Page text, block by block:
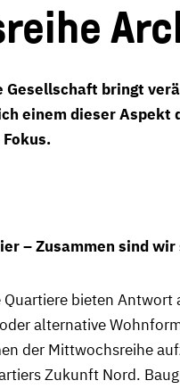
Gesellschaft bringt
einem dieser Aspekt
– Zusammen sind wir
bieten
alternative
der Mittwochsreihe
Zukunft Nord.